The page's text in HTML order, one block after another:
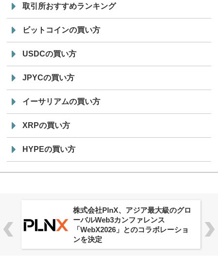
取引所おすすめランキング
ビットコインの買い方
USDCの買い方
JPYCの買い方
イーサリアムの買い方
XRPの買い方
HYPEの買い方
株式会社PlnX、アジア最大級のグロ
ーバルWeb3カンファレンス
「WebX2026」とのコラボレーショ
ンを決定